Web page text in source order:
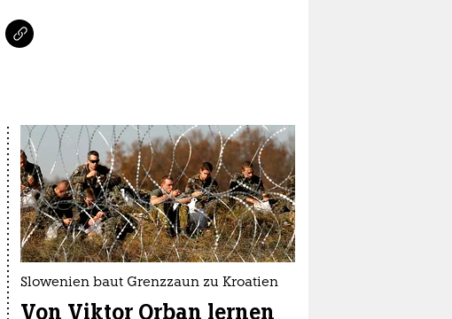
Slowenien baut Grenzzaun zu Kroatien
Von Viktor Orban lernen